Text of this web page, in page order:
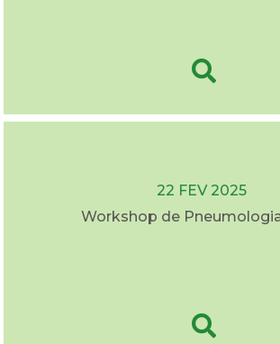
22 FEV 2025
Workshop de